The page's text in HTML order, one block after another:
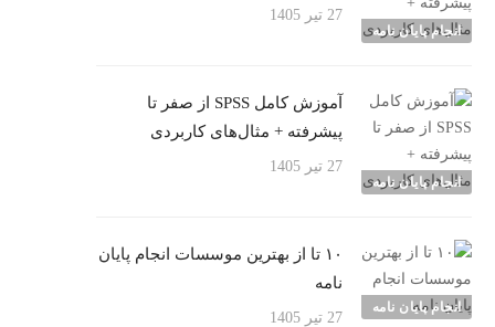
انجام پایان نامه
27 تیر 1405
انجام پایان نامه
آموزش کامل SPSS از صفر تا
پیشرفته + مثال‌های کاربردی
27 تیر 1405
انجام پایان نامه
۱۰ تا از بهترین موسسات انجام پایان
نامه
27 تیر 1405